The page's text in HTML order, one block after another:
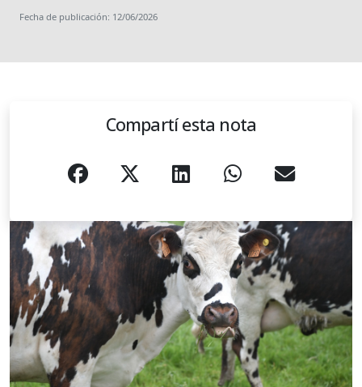
Fecha de publicación: 12/06/2026
Compartí esta nota